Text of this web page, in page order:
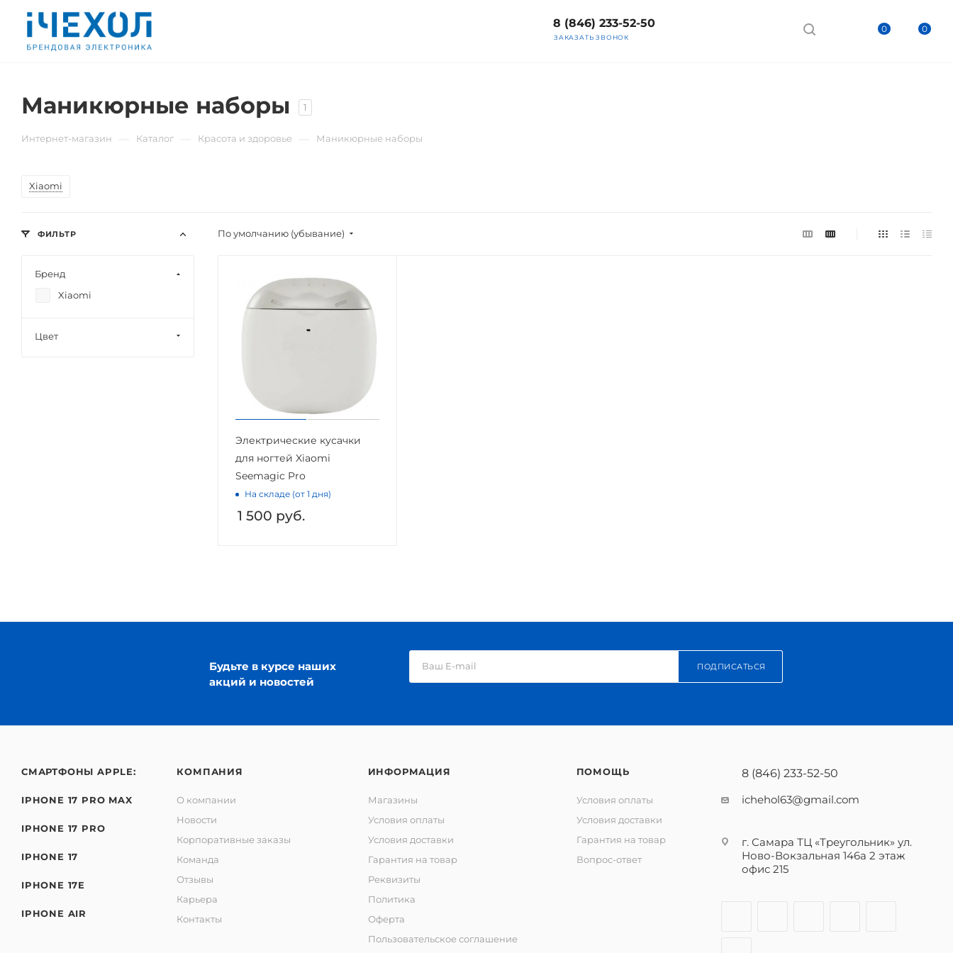
0 0
8 (846) 233-52-50
ЗАКАЗАТЬ ЗВОНОК
Маникюрные наборы 1
Интернет-магазин Каталог Красота и здоровье Маникюрные наборы
Xiaomi
По умолчанию (убывание)
Электрические кусачки
для ногтей Xiaomi
Seemagic Pro
На складе (от 1 дня)
1 500 руб.
ФИЛЬТР
Бренд
Xiaomi
Цвет
Будьте в курсе наших
акций и новостей
ПОДПИСАТЬСЯ
СМАРТФОНЫ APPLE:
IPHONE 17 PRO MAX
IPHONE 17 PRO
IPHONE 17
IPHONE 17E
IPHONE AIR
КОМПАНИЯ
О компании
Новости
Корпоративные заказы
Команда
Отзывы
Карьера
Контакты
ИНФОРМАЦИЯ
Магазины
Условия оплаты
Условия доставки
Гарантия на товар
Реквизиты
Политика
Оферта
Пользовательское соглашение
ПОМОЩЬ
Условия оплаты
Условия доставки
Гарантия на товар
Вопрос-ответ
8 (846) 233-52-50
ichehol63@gmail.com
г. Самара ТЦ «Треугольник» ул.
Ново-Вокзальная 146а 2 этаж
офис 215